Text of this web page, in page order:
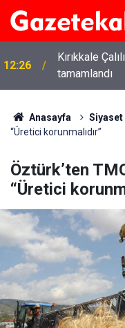
12:26
Kırıkkale
tamamlandı
Anasayfa Siyaset
“Üretici korunmalıdır”
Öztürk’ten
“Üretici